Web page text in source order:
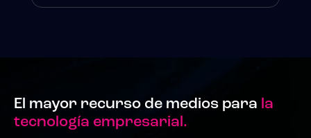
El mayor recurso de medios para la
tecnología empresarial.